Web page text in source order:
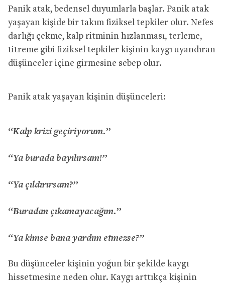
Panik atak, bedensel duyumlarla başlar. Panik atak
yaşayan kişide bir takım fiziksel tepkiler olur. Nefes
darlığı çekme, kalp ritminin hızlanması, terleme,
titreme gibi fiziksel tepkiler kişinin kaygı uyandıran
düşünceler içine girmesine sebep olur.
Panik atak yaşayan kişinin düşünceleri:
‘‘Kalp krizi geçiriyorum.’’
‘‘Ya burada bayılırsam!’’
‘‘Ya çıldırırsam?’’
‘‘Buradan çıkamayacağım.’’
‘‘Ya kimse bana yardım etmezse?’’
Bu düşünceler kişinin yoğun bir şekilde kaygı
hissetmesine neden olur. Kaygı arttıkça kişinin